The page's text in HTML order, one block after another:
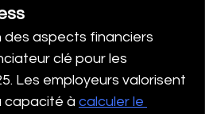
des aspects financiers
clé pour les
Les employeurs valorisent
capacité à calculer le